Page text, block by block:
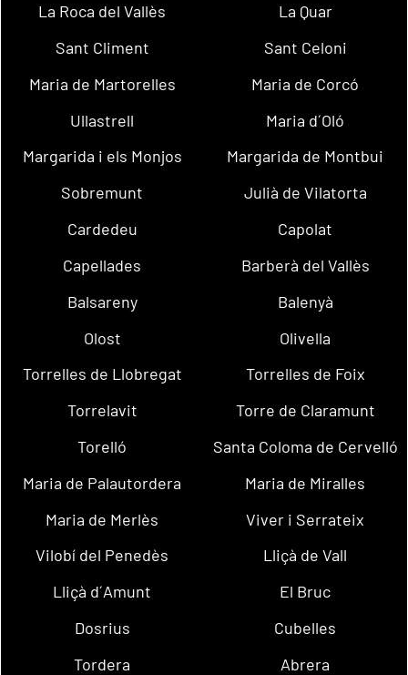
La Roca del Vallès
La Quar
Sant Climent
Sant Celoni
Maria de Martorelles
Maria de Corcó
Ullastrell
Maria d´Oló
Margarida i els Monjos
Margarida de Montbui
Sobremunt
Julià de Vilatorta
Cardedeu
Capolat
Capellades
Barberà del Vallès
Balsareny
Balenyà
Olost
Olivella
Torrelles de Llobregat
Torrelles de Foix
Torrelavit
Torre de Claramunt
Torelló
Santa Coloma de Cervelló
Maria de Palautordera
Maria de Miralles
Maria de Merlès
Viver i Serrateix
Vilobí del Penedès
Lliçà de Vall
Lliçà d´Amunt
El Bruc
Dosrius
Cubelles
Tordera
Abrera